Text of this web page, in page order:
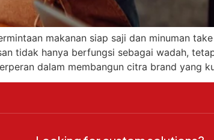
makanan siap saji dan minuman
tidak hanya berfungsi sebagai wadah,
dalam membangun citra brand yang